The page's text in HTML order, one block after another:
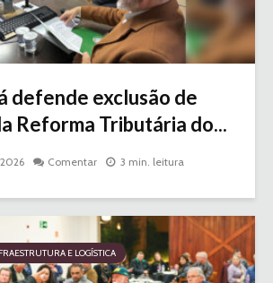
defende exclusão de
Reforma Tributária do...
Comentar 3 min. leitura
E LOGÍSTICA